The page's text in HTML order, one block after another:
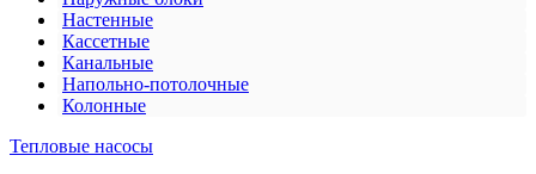
Настенные
Кассетные
Канальные
Напольно-потолочные
Колонные
Тепловые насосы